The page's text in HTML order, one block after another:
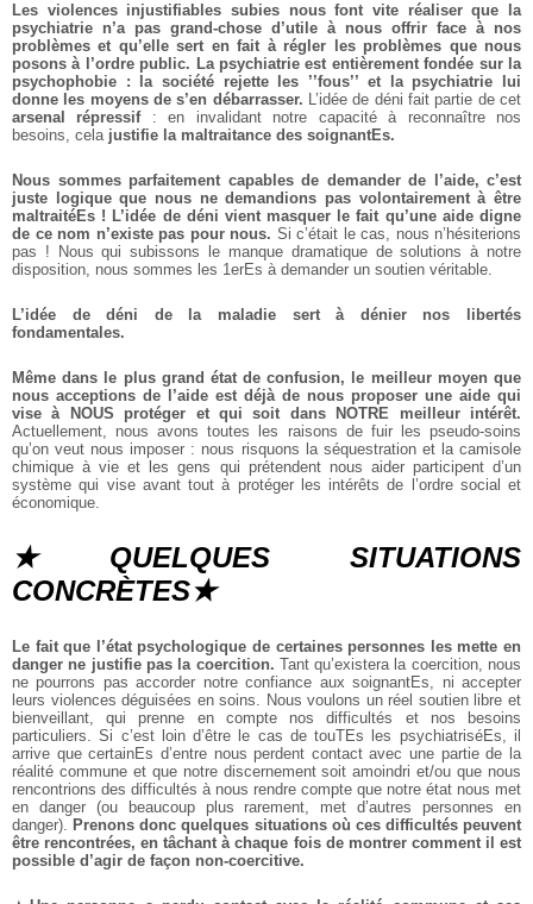
Les violences injustifiables subies nous font vite réaliser que la
psychiatrie n’a pas grand-chose d’utile à nous offrir face à nos
problèmes et qu’elle sert en fait à régler les problèmes que nous
posons à l’ordre public. La psychiatrie est entièrement fondée sur la
psychophobie : la société rejette les ’’fous’’ et la psychiatrie lui
donne les moyens de s’en débarrasser. L’idée de déni fait partie de cet
arsenal répressif: en invalidant notre capacité à reconnaître nos
besoins, cela justifie la maltraitance des soignantEs.
Nous sommes parfaitement capables de demander de l’aide, c’est
juste logique que nous ne demandions pas volontairement à être
maltraitéEs ! L’idée de déni vient masquer le fait qu’une aide digne
de ce nom n’existe pas pour nous. Si c’était le cas, nous n’hésiterions
pas ! Nous qui subissons le manque dramatique de solutions à notre
disposition, nous sommes les 1erEs à demander un soutien véritable.
L’idée de déni de la maladie sert à dénier nos libertés
fondamentales.
Même dans le plus grand état de confusion, le meilleur moyen que
nous acceptions de l’aide est déjà de nous proposer une aide qui
vise à NOUS protéger et qui soit dans NOTRE meilleur intérêt.
Actuellement, nous avons toutes les raisons de fuir les pseudo-soins
qu’on veut nous imposer : nous risquons la séquestration et la camisole
chimique à vie et les gens qui prétendent nous aider participent d’un
système qui vise avant tout à protéger les intérêts de l’ordre social et
économique.
★QUELQUES SITUATIONS
CONCRÈTES★
Le fait que l’état psychologique de certaines personnes les mette en
danger ne justifie pas la coercition. Tant qu’existera la coercition, nous
ne pourrons pas accorder notre confiance aux soignantEs, ni accepter
leurs violences déguisées en soins. Nous voulons un réel soutien libre et
bienveillant, qui prenne en compte nos difficultés et nos besoins
particuliers. Si c’est loin d’être le cas de touTEs les psychiatriséEs, il
arrive que certainEs d’entre nous perdent contact avec une partie de la
réalité commune et que notre discernement soit amoindri et/ou que nous
rencontrions des difficultés à nous rendre compte que notre état nous met
en danger (ou beaucoup plus rarement, met d’autres personnes en
danger). Prenons donc quelques situations où ces difficultés peuvent
être rencontrées, en tâchant à chaque fois de montrer comment il est
possible d’agir de façon non-coercitive.